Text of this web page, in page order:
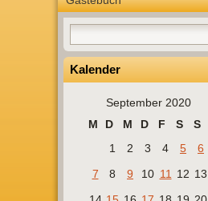
Kalender
September 2020
M
D M D F S
S
1
2 3 4 5
6
7
8 9 10 11 12 13